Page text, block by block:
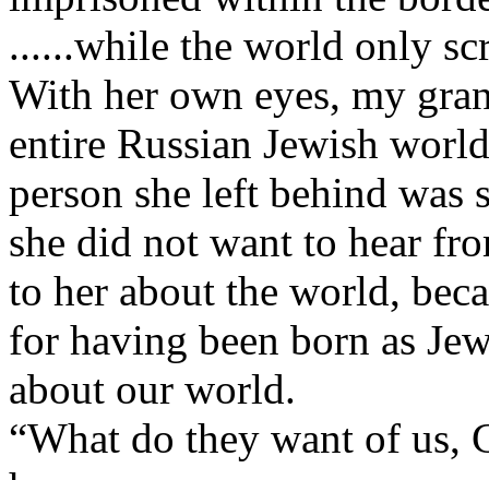
......while the world only
With her own eyes, my
entire Russian Jewish
person she left behind was
she did not want to hear
to her about the world,
for having been born as
about our world.
“What do they want of us,